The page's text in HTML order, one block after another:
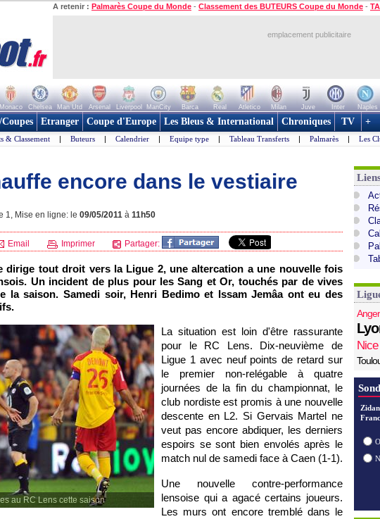
A retenir : Palmarès Coupe du Monde - Classement des BUTEURS Coupe du Monde -
emplacement publicitaire
Monaco Chelsea Man Utd Arsenal Liverpool ManCity Barca Real Atletico Milan Juve Inter Naples
Etranger Coupe d'Europe Les Bleus & International Chroniques TV +
& Classement | Buteurs | Calendrier | Equipe type | Tableau Transferts | Palmarès | Les
encore dans le vestiaire
1, Mise en ligne: le 09/05/2011 à 11h50
Email Imprimer Partager:
dirige tout droit vers la Ligue 2, une altercation a une nouvelle fois
Un incident de plus pour les Sang et Or, touchés par de vives
la saison. Samedi soir, Henri Bedimo et Issam Jemâa ont eu des
au RC Lens cette saison
La situation est loin d'être rassurante
pour le RC Lens. Dix-neuvième de
Ligue 1 avec neuf points de retard sur
le premier non-relégable à quatre
journées de la fin du championnat, le
club nordiste est promis à une nouvelle
descente en L2. Si Gervais Martel ne
veut pas encore abdiquer, les derniers
espoirs se sont bien envolés après le
match nul de samedi face à Caen (1-1).
Une nouvelle contre-performance
lensoise qui a agacé certains joueurs.
Les murs ont encore tremblé dans le
Nice